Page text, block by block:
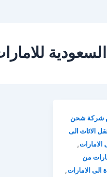
شركة شحن
الاثاث الى
,
من
الامارات,